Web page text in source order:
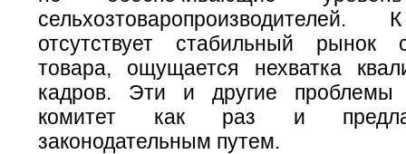
отсутствует стабильный рынок
товара, ощущается нехватка
кадров. Эти и другие
комитет как раз и
законодательным путем.